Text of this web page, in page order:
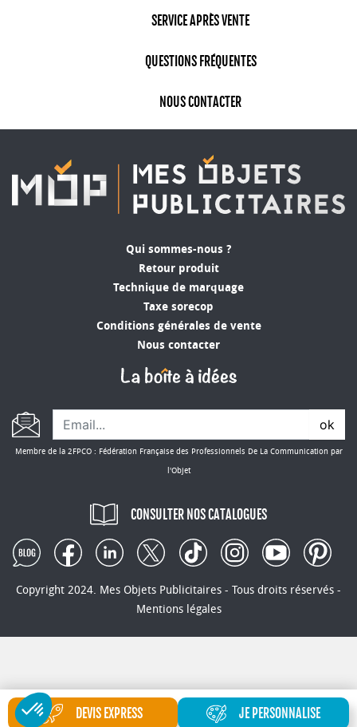
DEVIS EXPRESS JE PERSONNALISE
SERVICE APRÈS VENTE
QUESTIONS FRÉQUENTES
NOUS CONTACTER
Qui sommes-nous ?
Retour produit
Technique de marquage
Taxe sorecop
Conditions générales de vente
Nous contacter
ok
Membre de la 2FPCO : Fédération Française des Professionnels De La Communication par
l'Objet
CONSULTER NOS CATALOGUES
Copyright 2024. Mes Objets Publicitaires - Tous droits réservés -
Mentions légales